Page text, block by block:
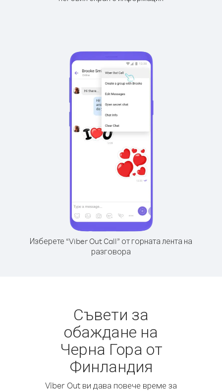
Изберете “Viber Out Call” от горната лента на
разговора
Съвети за
обаждане на
Черна Гора от
Финландия
Viber Out ви дава повече време за